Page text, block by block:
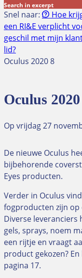
Search in excerpt
Snel naar: Hoe
een RI&E verplicht
geschil met mijn
lid?
Oculus 2020 8
Oculus
Op vrijdag 27
De nieuwe Oculus
bijbehorende
Eyes producten.
Verder in Oculus
fogproducten zijn
Diverse
gels, sprays, noem
een rijtje en vraagt
product gekozen?
pagina 17.